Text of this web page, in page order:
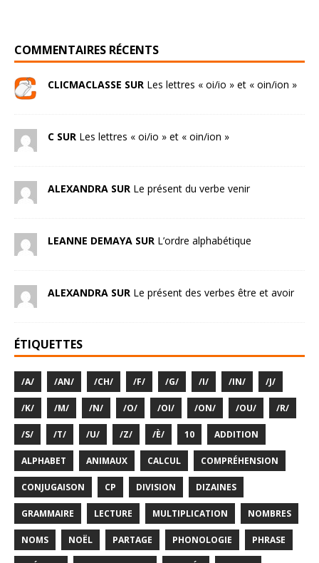
COMMENTAIRES RÉCENTS
CLICMACLASSE SUR Les lettres « oi/io » et « oin/ion »
C SUR Les lettres « oi/io » et « oin/ion »
ALEXANDRA SUR Le présent du verbe venir
LEANNE DEMAYA SUR L’ordre alphabétique
ALEXANDRA SUR Le présent des verbes être et avoir
ÉTIQUETTES
/A/ /AN/ /CH/ /F/ /G/ /I/ /IN/ /J/
/K/ /M/ /N/ /O/ /OI/ /ON/ /OU/ /R/
/S/ /T/ /U/ /Z/ /È/ 10 ADDITION
ALPHABET ANIMAUX CALCUL COMPRÉHENSION
CONJUGAISON CP DIVISION DIZAINES
GRAMMAIRE LECTURE MULTIPLICATION NOMBRES
NOMS NOËL PARTAGE PHONOLOGIE PHRASE